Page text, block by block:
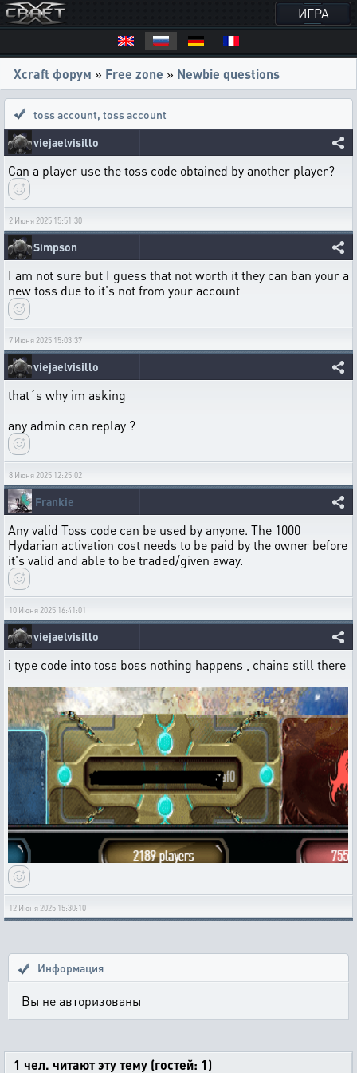
ИГРА
Xcraft форум » Free zone » Newbie questions
toss account, toss account
viejaelvisillo
Can a player use the toss code obtained by another player?
2 Июня 2025 15:51:30
Simpson
I am not sure but I guess that not worth it they can ban your a
new toss due to it's not from your account
7 Июня 2025 15:03:37
viejaelvisillo
that´s why im asking
any admin can replay ?
8 Июня 2025 12:25:02
Frankie
Any valid Toss code can be used by anyone. The 1000
Hydarian activation cost needs to be paid by the owner before
it's valid and able to be traded/given away.
10 Июня 2025 16:41:01
viejaelvisillo
i type code into toss boss nothing happens , chains still there
12 Июня 2025 15:30:10
Информация
Вы не авторизованы
1 чел. читают эту тему (гостей: 1)